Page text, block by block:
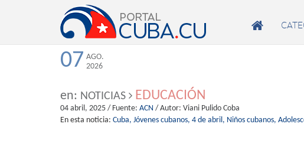

07 AGO.
2026
en: NOTICIAS EDUCACIÓN
04 abril, 2025 / Fuente: ACN / Autor: Viani Pulido Coba
En esta noticia: Cuba, Jóvenes cubanos, 4 de abril, Niños cubanos,